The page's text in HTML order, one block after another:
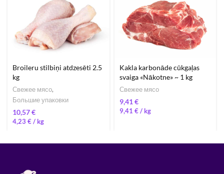
Broileru stilbiņi atdzesēti 2.5
kg
Свежее мясо,
Большие упаковки
€
4,23 €/
Kakla karbonāde cūkgaļas
svaiga «Nākotne» ~ 1 kg
Свежее мясо
€
9,41 € /